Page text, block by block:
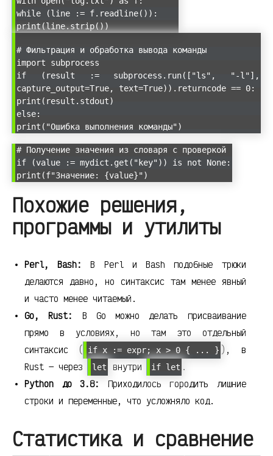
while (line := f.readline()):
print(line.strip())
# Фильтрация и обработка вывода команды
import subprocess
if (result := subprocess.run(["ls", "-l"],
capture_output=True, text=True)).returncode == 0:
print(result.stdout)
else:
print("Ошибка выполнения команды")
# Получение значения из словаря с проверкой
if (value := mydict.get("key")) is not None:
print(f"Значение: {value}")
Похожие решения,
программы и утилиты
Perl, Bash:
В Perl и Bash подобные трюки
делаются давно, но синтаксис там менее явный
и часто менее читаемый.
Go, Rust:
В Go можно делать присваивание
прямо в условиях, но там это отдельный
синтаксис (
if x := expr; x > 0 { ... } ), в
Rust — через
let внутри if let .
Python до 3.8:
Приходилось городить лишние
строки и переменные, что усложняло код.
Статистика и сравнение